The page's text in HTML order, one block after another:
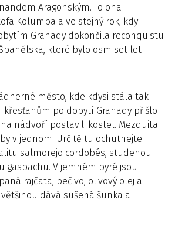
Aragonským. To ona
Kolumba a ve stejný rok, kdy
Granady dokončila reconquistu
které bylo osm set let
město, kde kdysi stála tak
křesťanům po dobytí Granady přišlo
nádvoří postavili kostel. Mezquita
v jednom. Určitě tu ochutnejte
salmorejo cordobés, studenou
gaspachu. V jemném pyré jsou
rajčata, pečivo, olivový olej a
dává sušená šunka a